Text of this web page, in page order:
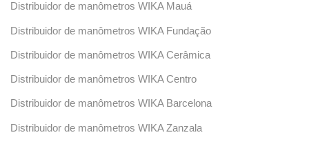
Distribuidor de manômetros WIKA Mauá
Distribuidor de manômetros WIKA Fundação
Distribuidor de manômetros WIKA Cerâmica
Distribuidor de manômetros WIKA Centro
Distribuidor de manômetros WIKA Barcelona
Distribuidor de manômetros WIKA Zanzala